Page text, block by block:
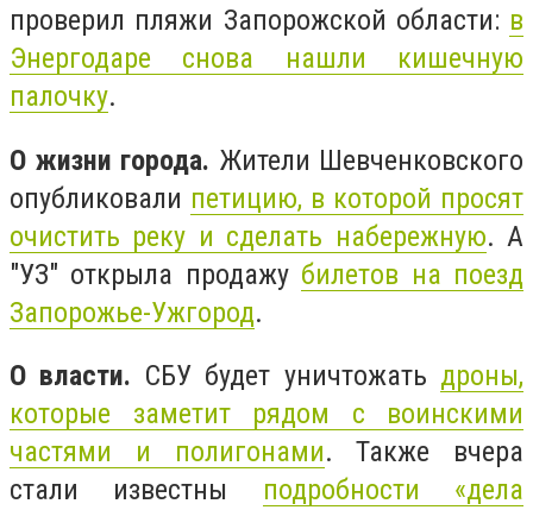
проверил пляжи Запорожской области: в
Энергодаре снова нашли кишечную
палочку.
О жизни города. Жители Шевченковского
опубликовали петицию, в которой просят
очистить реку и сделать набережную. А
"УЗ" открыла продажу билетов на поезд
Запорожье-Ужгород.
О власти. СБУ будет уничтожать дроны,
которые заметит рядом с воинскими
частями и полигонами. Также вчера
стали известны подробности «дела